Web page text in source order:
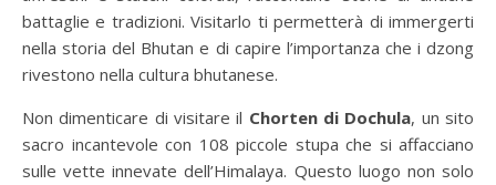
battaglie e tradizioni. Visitarlo ti permetterà di immergerti
nella storia del Bhutan e di capire l’importanza che i dzong
rivestono nella cultura bhutanese.
Non dimenticare di visitare il Chorten di Dochula, un sito
sacro incantevole con 108 piccole stupa che si affacciano
sulle vette innevate dell’Himalaya. Questo luogo non solo